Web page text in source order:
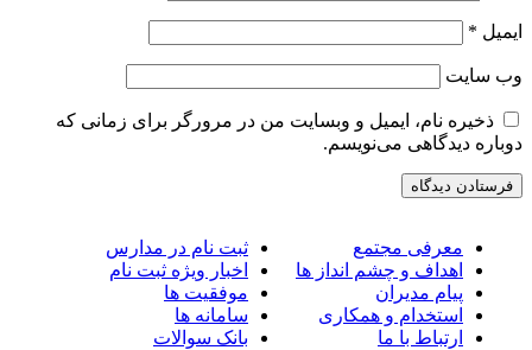
*
سایت
ذخیره نام، ایمیل و وبسایت من در مرورگر برای زمانی که
دیدگاهی می‌نویسم.
معرفی مجتمع
اهداف و چشم انداز ها
پیام مدیران
استخدام و همکاری
ارتباط با ما
ثبت نام در مدارس
اخبار ویژه ثبت نام
موفقیت ها
سامانه ها
بانک سوالات